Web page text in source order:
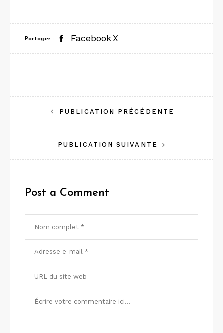
Partager : Facebook X
Navigation
de
l’article
PUBLICATION PRÉCÉDENTE
PUBLICATION SUIVANTE
Post a Comment